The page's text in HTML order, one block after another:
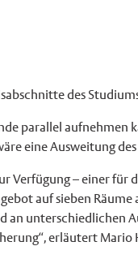
des
parallel aufnehmen
eine Ausweitung
Verfügung – einer
auf sieben
unterschiedlichen
erläutert Mario